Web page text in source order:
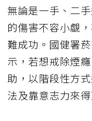
無論是一手、二
的傷害不容小覷
難成功。國健署
示，若想戒除煙
助，以階段性方
法及靠意志力來得